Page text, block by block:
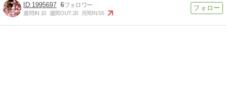
1995697 6
週間IN:10 週間OUT:20 月間IN:55